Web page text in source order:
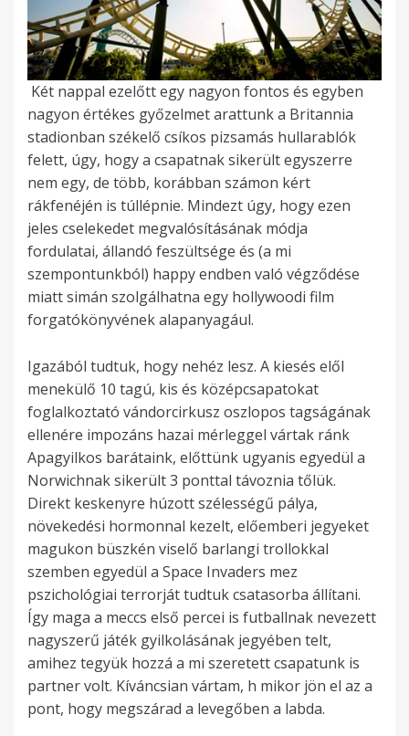
Két nappal ezelőtt egy nagyon fontos és egyben
nagyon értékes győzelmet arattunk a Britannia
stadionban székelő csíkos pizsamás hullarablók
felett, úgy, hogy a csapatnak sikerült egyszerre
nem egy, de több, korábban számon kért
rákfenéjén is túllépnie. Mindezt úgy, hogy ezen
jeles cselekedet megvalósításának módja
fordulatai, állandó feszültsége és (a mi
szempontunkból) happy endben való végződése
miatt simán szolgálhatna egy hollywoodi film
forgatókönyvének alapanyagául.
Igazából tudtuk, hogy nehéz lesz. A kiesés elől
menekülő 10 tagú, kis és középcsapatokat
foglalkoztató vándorcirkusz oszlopos tagságának
ellenére impozáns hazai mérleggel vártak ránk
Apagyilkos barátaink, előttünk ugyanis egyedül a
Norwichnak sikerült 3 ponttal távoznia tőlük.
Direkt keskenyre húzott szélességű pálya,
növekedési hormonnal kezelt, előemberi jegyeket
magukon büszkén viselő barlangi trollokkal
szemben egyedül a Space Invaders mez
pszichológiai terrorját tudtuk csatasorba állítani.
Így maga a meccs első percei is futballnak nevezett
nagyszerű játék gyilkolásának jegyében telt,
amihez tegyük hozzá a mi szeretett csapatunk is
partner volt. Kíváncsian vártam, h mikor jön el az a
pont, hogy megszárad a levegőben a labda.